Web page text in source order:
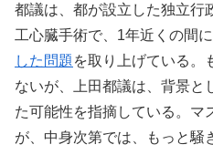
都議は、都が設立した独立行
工心臓手術で、1年近くの間に
した問題 を取り上げている。
ないが、上田都議は、背景と
た可能性を指摘している。マ
が、中身次第では、もっと騒